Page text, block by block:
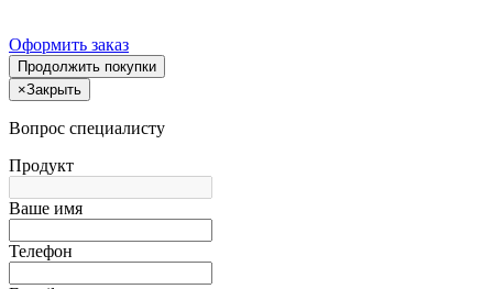
Оформить заказ
Продолжить покупки
×Закрыть
Вопрос специалисту
Продукт
Ваше имя
Телефон